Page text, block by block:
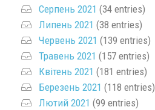
Серпень 2021 (34 entries)
Липень 2021 (38 entries)
Червень 2021 (139 entries)
Травень 2021 (157 entries)
Квітень 2021 (181 entries)
Березень 2021 (118 entries)
Лютий 2021 (99 entries)